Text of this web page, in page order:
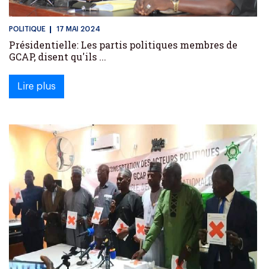
POLITIQUE 17 MAI 2024
Présidentielle: Les partis politiques membres de
GCAP, disent qu'ils ...
Lire plus